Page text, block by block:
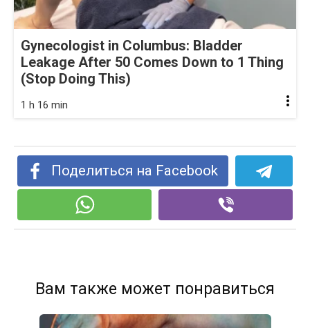
Gynecologist in Columbus: Bladder
Leakage After 50 Comes Down to 1 Thing
(Stop Doing This)
1 h 16 min
Поделиться на Facebook
Вам также может понравиться